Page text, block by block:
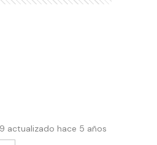
actualizado hace 5 años